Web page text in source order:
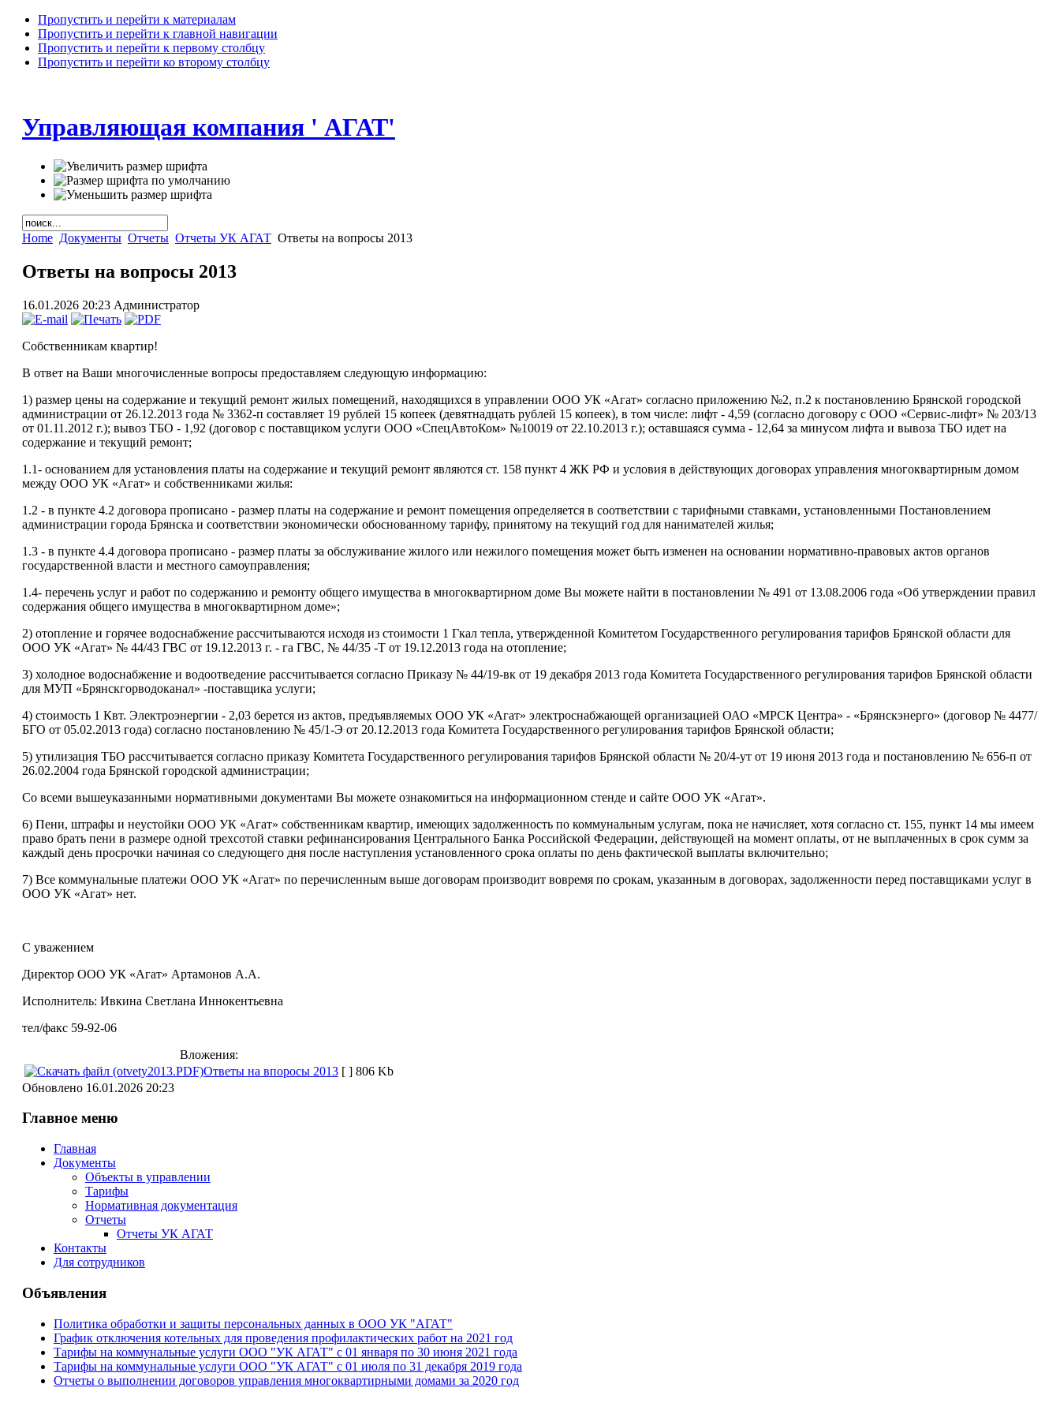
Пропустить и перейти к материалам
Пропустить и перейти к главной навигации
Пропустить и перейти к первому столбцу
Пропустить и перейти ко второму столбцу
Управляющая компания ' АГАТ'
Home Документы Отчеты Отчеты УК АГАТ Ответы на вопросы 2013
Ответы на вопросы 2013
16.01.2026 20:23 Администратор
Собственникам квартир!
В ответ на Ваши многочисленные вопросы предоставляем следующую информацию:
1) размер цены на содержание и текущий ремонт жилых помещений, находящихся в управлении ООО УК «Агат» согласно приложению №2, п.2 к постановлению Брянской городской
администрации от 26.12.2013 года № 3362-п составляет 19 рублей 15 копеек (девятнадцать рублей 15 копеек), в том числе: лифт - 4,59 (согласно договору с ООО «Сервис-лифт» № 203/13
от 01.11.2012 г.); вывоз ТБО - 1,92 (договор с поставщиком услуги ООО «СпецАвтоКом» №10019 от 22.10.2013 г.); оставшаяся сумма - 12,64 за минусом лифта и вывоза ТБО идет на
содержание и текущий ремонт;
1.1- основанием для установления платы на содержание и текущий ремонт являются ст. 158 пункт 4 ЖК РФ и условия в действующих договорах управления многоквартирным домом
между ООО УК «Агат» и собственниками жилья:
1.2 - в пункте 4.2 договора прописано - размер платы на содержание и ремонт помещения определяется в соответствии с тарифными ставками, установленными Постановлением
администрации города Брянска и соответствии экономически обоснованному тарифу, принятому на текущий год для нанимателей жилья;
1.3 - в пункте 4.4 договора прописано - размер платы за обслуживание жилого или нежилого помещения может быть изменен на основании нормативно-правовых актов органов
государственной власти и местного самоуправления;
1.4- перечень услуг и работ по содержанию и ремонту общего имущества в многоквартирном доме Вы можете найти в постановлении № 491 от 13.08.2006 года «Об утверждении правил
содержания общего имущества в многоквартирном доме»;
2) отопление и горячее водоснабжение рассчитываются исходя из стоимости 1 Гкал тепла, утвержденной Комитетом Государственного регулирования тарифов Брянской области для
ООО УК «Агат» № 44/43 ГВС от 19.12.2013 г. - га ГВС, № 44/35 -Т от 19.12.2013 года на отопление;
3) холодное водоснабжение и водоотведение рассчитывается согласно Приказу № 44/19-вк от 19 декабря 2013 года Комитета Государственного регулирования тарифов Брянской области
для МУП «Брянскгорводоканал» -поставщика услуги;
4) стоимость 1 Квт. Электроэнергии - 2,03 берется из актов, предъявляемых ООО УК «Агат» электроснабжающей организацией ОАО «МРСК Центра» - «Брянскэнерго» (договор № 4477/
БГО от 05.02.2013 года) согласно постановлению № 45/1-Э от 20.12.2013 года Комитета Государственного регулирования тарифов Брянской области;
5) утилизация ТБО рассчитывается согласно приказу Комитета Государственного регулирования тарифов Брянской области № 20/4-ут от 19 июня 2013 года и постановлению № 656-п от
26.02.2004 года Брянской городской администрации;
Со всеми вышеуказанными нормативными документами Вы можете ознакомиться на информационном стенде и сайте ООО УК «Агат».
6) Пени, штрафы и неустойки ООО УК «Агат» собственникам квартир, имеющих задолженность по коммунальным услугам, пока не начисляет, хотя согласно ст. 155, пункт 14 мы имеем
право брать пени в размере одной трехсотой ставки рефинансирования Центрального Банка Российской Федерации, действующей на момент оплаты, от не выплаченных в срок сумм за
каждый день просрочки начиная со следующего дня после наступления установленного срока оплаты по день фактической выплаты включительно;
7) Все коммунальные платежи ООО УК «Агат» по перечисленным выше договорам производит вовремя по срокам, указанным в договорах, задолженности перед поставщиками услуг в
ООО УК «Агат» нет.
С уважением
Директор ООО УК «Агат» Артамонов А.А.
Исполнитель: Ивкина Светлана Иннокентьевна
тел/факс 59-92-06
Вложения:
Ответы на впоросы 2013 [ ] 806 Kb
Обновлено 16.01.2026 20:23
Главное меню
Главная
Документы
Объекты в управлении
Тарифы
Нормативная документация
Отчеты
Отчеты УК АГАТ
Контакты
Для сотрудников
Объявления
Политика обработки и защиты персональных данных в ООО УК "АГАТ"
График отключения котельных для проведения профилактических работ на 2021 год
Тарифы на коммунальные услуги ООО "УК АГАТ" с 01 января по 30 июня 2021 года
Тарифы на коммунальные услуги ООО "УК АГАТ" с 01 июля по 31 декабря 2019 года
Отчеты о выполнении договоров управления многоквартирными домами за 2020 год